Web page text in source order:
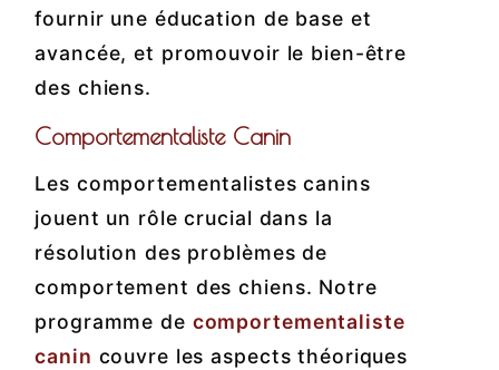
fournir une éducation de base et
avancée, et promouvoir le bien-être
des chiens.
Comportementaliste Canin
Les comportementalistes canins
jouent un rôle crucial dans la
résolution des problèmes de
comportement des chiens. Notre
programme de comportementaliste
canin couvre les aspects théoriques